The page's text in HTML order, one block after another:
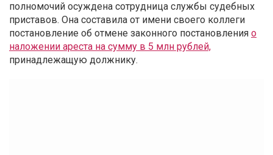
полномочий осуждена сотрудница службы судебных
приставов. Она составила от имени своего коллеги
постановление об отмене законного постановления о
наложении ареста на сумму в 5 млн рублей,
принадлежащую должнику.